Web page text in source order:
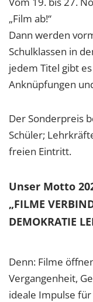
„Film ab!“
Dann werden
Schulklassen in
jedem Titel gibt
Anknüpfungen
Der Sonderpreis
Schüler;
freien Eintritt.
Unser Motto
„FILME
DEMOKRATIE
Denn: Filme
Vergangenheit,
ideale Impulse